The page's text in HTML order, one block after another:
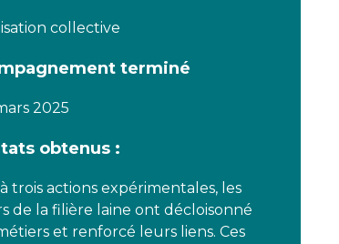
collective
terminé
2025
obtenus :
trois actions expérimentales, les
de la filière laine ont décloisonné
et renforcé leurs liens. Ces